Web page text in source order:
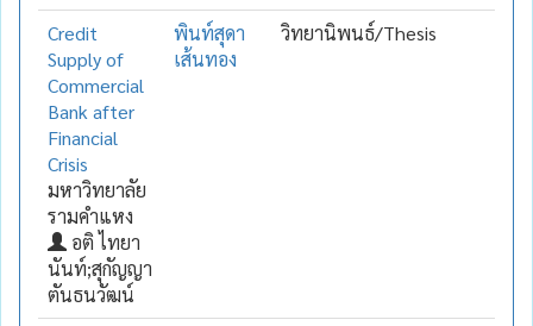
Credit
Supply of
Commercial
Bank after
Financial
Crisis
มหาวิทยาลัย
รามคำแหง
อติ ไทยา
นันท์;สุกัญญา
ตันธนวัฒน์
พินท์สุดา
เส้นทอง
วิทยานิพนธ์/Thesis